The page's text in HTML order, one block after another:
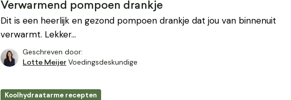
Verwarmend pompoen drankje
Dit is een heerlijk en gezond pompoen drankje dat jou van binnenuit
verwarmt. Lekker…
Geschreven door:
Lotte Meijer Voedingsdeskundige
Koolhydraatarme recepten